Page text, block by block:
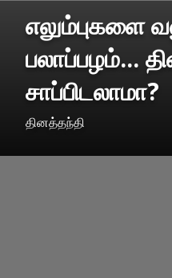
எலும்புகளை
பலாப்பழம்...
சாப்பிடலாமா?
தினத்தந்தி